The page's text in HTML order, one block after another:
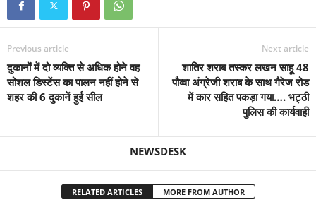
Previous article
दुकानों में दो व्यक्ति से अधिक होने वह
सोशल डिस्टेंस का पालन नहीं होने से
शहर की 6 दुकानें हुई सील
Next article
शातिर शराब तस्कर लखन साहू 48
पौव्वा अंग्रेजी शराब के साथ गैरेज रोड
में कार सहित पकड़ा गया…. भट्ठी
पुलिस की कार्यवाही
NEWSDESK
RELATED ARTICLES MORE FROM AUTHOR